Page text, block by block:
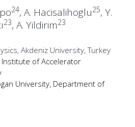
24, A. Hacisalihoglu25, Y.
23, A. Yildirim23
Akdeniz University, Turkey
Institute of Accelerator
University, Department of